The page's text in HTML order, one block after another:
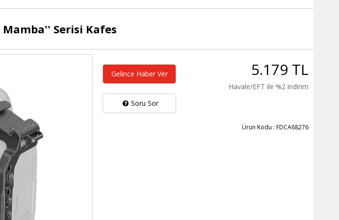
Mamba'' Serisi Kafes
Gelince Haber Ver
Soru Sor
5.179 TL
Havale/EFT ile %2 indirim
Ürün Kodu : FDCA68276